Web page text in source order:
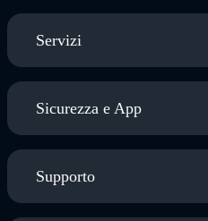
Servizi
Sicurezza e App
Supporto